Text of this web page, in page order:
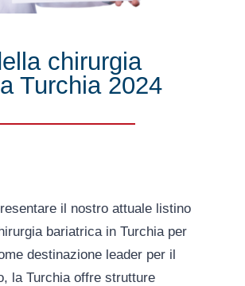
chirurgia
Turchia 2024
il nostro attuale listino
bariatrica in Turchia per
destinazione leader per il
la Turchia offre strutture